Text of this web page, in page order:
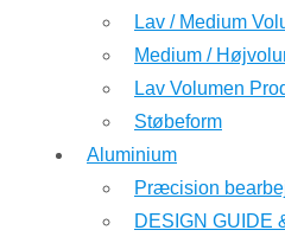
Lav / Medium
Medium /
Lav Volumen
Støbeform
Aluminium
Præcision
DESIGN GUIDE